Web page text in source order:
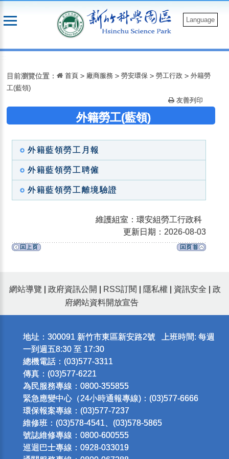
到
Language
目前瀏覽位置： 首頁 > 廠商服務 >勞安環保 >勞工行政 >外籍勞
工(藍領)
友善列印
外籍勞工(藍領)
外籍藍領勞工月報
外籍藍領勞工聘僱
外籍藍領勞工離境驗證
維護組室：環安組勞工行政科
更新日期：2026-08-03
網站導覽 政府資訊公開 RSS訂閱 隱私權 資訊安全
政
府網站資料開放宣告
地址：300091 新竹市東區新安路2號 上班時間: 每週
一到週五8:30 至 17:30
總機電話：(03)577-3311
傳真：(03)577-6221
為民服務專線：0800-355855
緊急應變中心（24小時通報專線)：(03)577-6666
環保報案專線：(03)577-7237
維修班：(03)578-4541、(03)578-5865
號誌維修專線：0800-600555
巡迴巴士專線：0928-033019